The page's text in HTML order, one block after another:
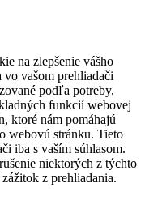
na zlepšenie vášho
vašom prehliadači
podľa potreby,
funkcií webovej
ktoré nám pomáhajú
webovú stránku. Tieto
iba s vaším súhlasom.
niektorých z týchto
z prehliadania.